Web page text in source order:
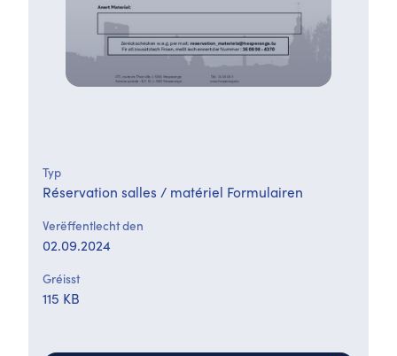
Typ
Réservation salles / matériel Formulairen
Verëffentlecht den
02.09.2024
Gréisst
115 KB